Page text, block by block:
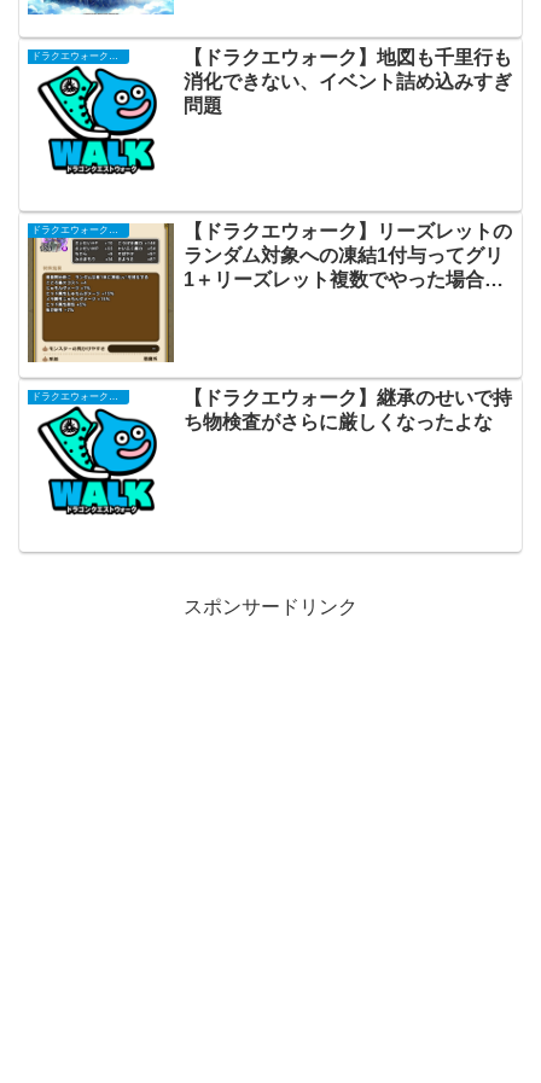
ドラクエウォークまとめ
【ドラクエウォーク】地図も千里行も
消化できない、イベント詰め込みすぎ
問題
ドラクエウォークまとめ
【ドラクエウォーク】リーズレットの
ランダム対象への凍結1付与ってグリ
1＋リーズレット複数でやった場合凍
ドラクエウォークまとめ
【ドラクエウォーク】継承のせいで持
ち物検査がさらに厳しくなったよな
スポンサードリンク